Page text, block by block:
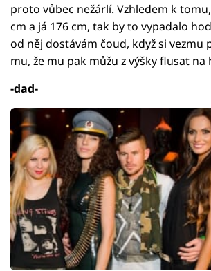
proto vůbec nežárlí. Vzhledem k
cm a já 176 cm, tak by to vypadalo
od něj dostávám čoud, když si vezmu
mu, že mu pak můžu z výšky flusat na
-dad-